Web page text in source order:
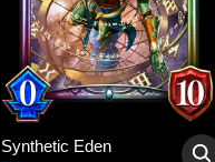
Synthetic Eden